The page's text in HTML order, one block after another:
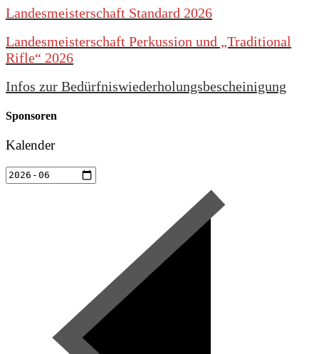
Landesmeisterschaft Standard 2026
Landesmeisterschaft Perkussion und „Traditional
Rifle“ 2026
Infos zur Bedürfniswiederholungsbescheinigung
Sponsoren
Kalender